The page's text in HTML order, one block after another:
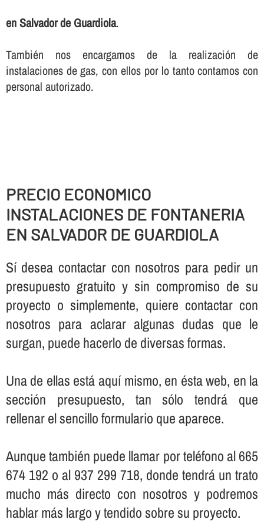
en Salvador de Guardiola.
También nos encargamos de la realización de
instalaciones de gas, con ellos por lo tanto contamos con
personal autorizado.
PRECIO ECONOMICO
INSTALACIONES DE FONTANERIA
EN SALVADOR DE GUARDIOLA
Sí­ desea contactar con nosotros para pedir un
presupuesto gratuito y sin compromiso de su
proyecto o simplemente, quiere contactar con
nosotros para aclarar algunas dudas que le
surgan, puede hacerlo de diversas formas.
Una de ellas está aquí­ mismo, en ésta web, en la
sección presupuesto, tan sólo tendrá que
rellenar el sencillo formulario que aparece.
Aunque también puede llamar por teléfono al 665
674 192 o al 937 299 718, donde tendrá un trato
mucho más directo con nosotros y podremos
hablar más largo y tendido sobre su proyecto.